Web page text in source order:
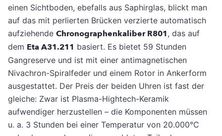
einen Sichtboden, ebefalls aus Saphirglas, blickt man
auf das mit perlierten Brücken verzierte automatisch
aufziehende Chronographenkaliber R801, das auf
dem Eta A31.211 basiert. Es bietet 59 Stunden
Gangreserve und ist mit einer antimagnetischen
Nivachron-Spiralfeder und einem Rotor in Ankerform
ausgestattet. Der Preis der beiden Uhren ist fast der
gleiche: Zwar ist Plasma-Hightech-Keramik
aufwendiger herzustellen – die Komponenten müssen
u. a. 3 Stunden bei einer Temperatur von 20.000°C